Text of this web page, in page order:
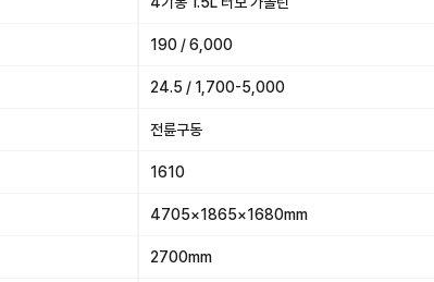
190 / 6,000
24.5 / 1,700-5,000
전륜구동
1610
4705×1865×1680mm
2700mm